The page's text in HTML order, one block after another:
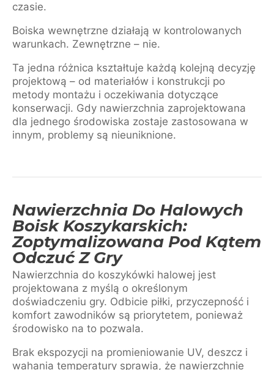
czasie.
Boiska wewnętrzne działają w kontrolowanych
warunkach. Zewnętrzne – nie.
Ta jedna różnica kształtuje każdą kolejną decyzję
projektową – od materiałów i konstrukcji po
metody montażu i oczekiwania dotyczące
konserwacji. Gdy nawierzchnia zaprojektowana
dla jednego środowiska zostaje zastosowana w
innym, problemy są nieuniknione.
Nawierzchnia Do Halowych
Boisk Koszykarskich:
Zoptymalizowana Pod Kątem
Odczuć Z Gry
Nawierzchnia do koszykówki halowej jest
projektowana z myślą o określonym
doświadczeniu gry. Odbicie piłki, przyczepność i
komfort zawodników są priorytetem, ponieważ
środowisko na to pozwala.
Brak ekspozycji na promieniowanie UV, deszcz i
wahania temperatury sprawia, że nawierzchnie